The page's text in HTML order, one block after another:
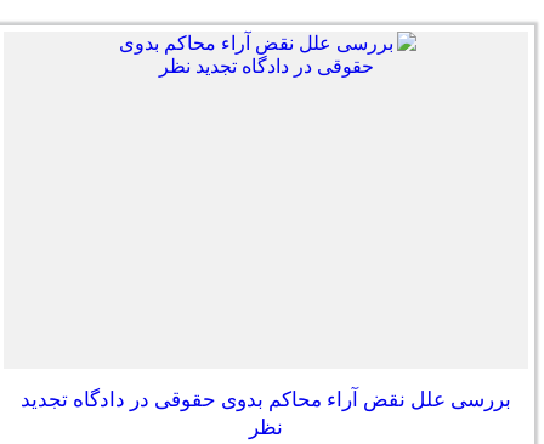
بررسی علل نقض آراء محاکم بدوی حقوقی در دادگاه تجدید
نظر